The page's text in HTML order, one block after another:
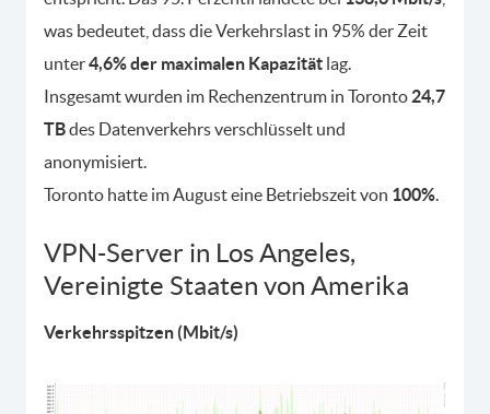
was bedeutet, dass die Verkehrslast in 95% der Zeit
unter4,6% der maximalen Kapazität lag.
Insgesamt wurden im Rechenzentrum in Toronto 24,7
TBdes Datenverkehrs verschlüsselt und
anonymisiert.
Toronto hatte im August eine Betriebszeit von 100%.
VPN-Server in Los Angeles,
Vereinigte Staaten von Amerika
Verkehrsspitzen (Mbit/s)